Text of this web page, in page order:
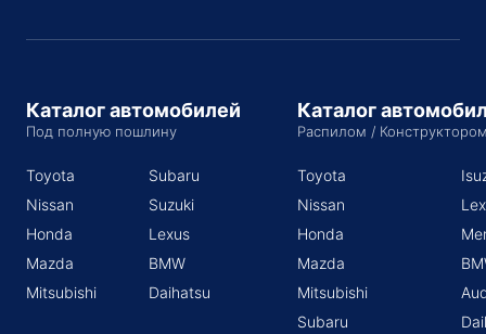
Каталог автомобилей
Под полную пошлину
Toyota
Nissan
Honda
Mazda
Mitsubishi
Subaru
Suzuki
Lexus
BMW
Daihatsu
Каталог
Распилом /
Toyota
Nissan
Honda
Mazda
Mitsubishi
Subaru